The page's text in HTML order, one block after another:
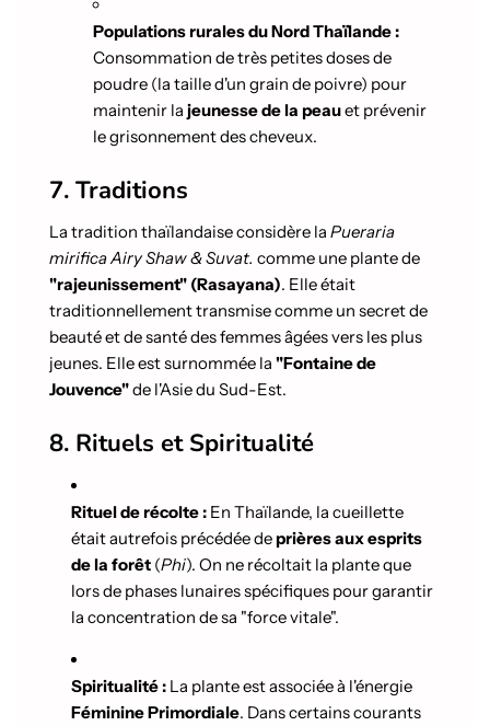
Populations rurales du Nord Thaïlande :
Consommation de très petites doses de
poudre (la taille d'un grain de poivre) pour
maintenir la jeunesse de la peauet prévenir
le grisonnement des cheveux.
7. Traditions
La tradition thaïlandaise considère la Pueraria
mirifica Airy Shaw & Suvat. comme une plante de
"rajeunissement" (Rasayana). Elle était
traditionnellement transmise comme un secret de
beauté et de santé des femmes âgées vers les plus
jeunes. Elle est surnommée la "Fontaine de
Jouvence"de l'Asie du Sud-Est.
8. Rituels et Spiritualité
Rituel de récolte : En Thaïlande, la cueillette
était autrefois précédée deprières aux esprits
de la forêt (Phi). On ne récoltait la plante que
lors de phases lunaires spécifiques pour garantir
la concentration de sa "force vitale".
Spiritualité : La plante est associée à l'énergie
Féminine Primordiale. Dans certains courants